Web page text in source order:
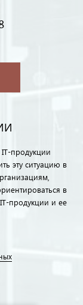
продукции
эту ситуацию в
в
продукции и ее